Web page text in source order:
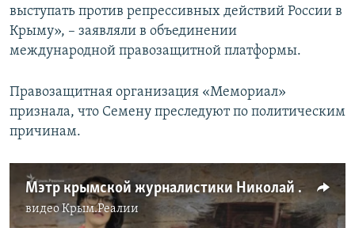
выступать против репрессивных действий России в
Крыму», – заявляли в объединении
международной правозащитной платформы.
Правозащитная организация «Мемориал»
признала, что Семену преследуют по политическим
причинам.
Мэтр крымской журналистики Николай Семена. История политузника (видео)
видеоКрым.Реалии